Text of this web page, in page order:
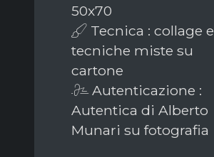
50x70
Tecnica : collage e
tecniche miste su
cartone
Autenticazione :
Autentica di Alberto
Munari su fotografia